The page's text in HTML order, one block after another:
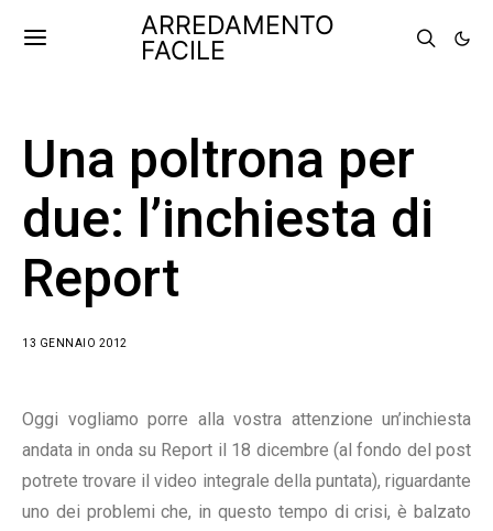
ARREDAMENTO
FACILE
Una poltrona per
due: l’inchiesta di
Report
13 GENNAIO 2012
Oggi vogliamo porre alla vostra attenzione un’inchiesta
andata in onda su Report il 18 dicembre (al fondo del post
potrete trovare il video integrale della puntata), riguardante
uno dei problemi che, in questo tempo di crisi, è balzato